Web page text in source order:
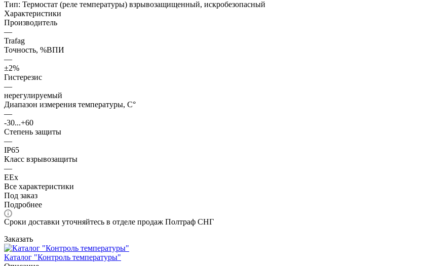
Тип: Термостат (реле температуры) взрывозащищенный, искробезопасный
Характеристики
Производитель
—
Trafag
Точность, %ВПИ
—
±2%
Гистерезис
—
нерегулируемый
Диапазон измерения температуры, С°
—
-30...+60
Степень защиты
—
IP65
Класс взрывозащиты
—
EEx
Все характеристики
Под заказ
Подробнее
Сроки доставки уточняйтесь в отделе продаж Полтраф СНГ
Заказать
Каталог "Контроль температуры"